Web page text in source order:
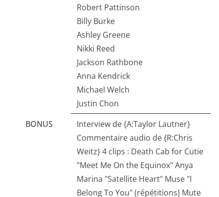
Robert Pattinson
Billy Burke
Ashley Greene
Nikki Reed
Jackson Rathbone
Anna Kendrick
Michael Welch
Justin Chon
BONUS
Interview de {A:Taylor Lautner}
Commentaire audio de {R:Chris
Weitz} 4 clips : Death Cab for Cutie
"Meet Me On the Equinox" Anya
Marina "Satellite Heart" Muse "I
Belong To You" (répétitions) Mute